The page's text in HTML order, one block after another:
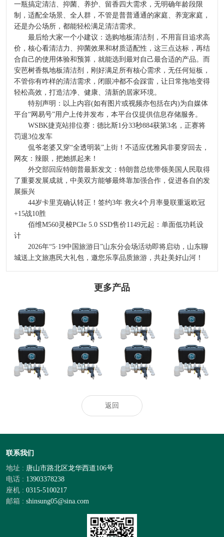
一瓶搞定清洁、抑菌、养护、留香四大需求，无明确年龄段限
制，适配全场景、全人群，不管是普普通通的家庭、养宠家庭，
还是办公场所，都能轻松满足清洁需求。
最后给大家一个小建议：选购地板清洁剂，不用盲目追求高
价，核心看清洁力、抑菌效果和材质适配性，这三点达标，再结
合自己的使用体验和预算，就能选到最对自己最合适的产品。而
安芭树香氛地板清洁剂，刚好满足所有核心需求，无任何短板，
不管你有咋样的清洁需求，闭眼冲都不会踩雷，让日常拖地变得
轻松高效，打造洁净、健康、清新的居家环境。
特别声明：以上内容(如有图片或视频亦包括在内)为自媒体
平台“网易号”用户上传并发布，本平台仅提供信息存储服务。
WSBK捷克站排位赛：德比斯1分33秒884获第3名，正赛将
罚退3位发车
侃爷老婆又穿“全透明装”上街！不适应优雅风非要穿回去，
网友：辣眼，把她抓起来！
外交部回应特朗普最新发文：特朗普总统带领美国人民取得
了重要发展成就，中美双方能够最终靠加强合作，促进各自的发
展振兴
44岁卡里克确认转正！签约3年 救火4个月率曼联重返欧冠
+15战10胜
佰维M560灵梭PCIe 5.0 SSD售价1149元起：单面低功耗设
计
2026年“5·19中国旅游日”山东分会场活动即将启动，山东聊
城送上文旅惠民大礼包，邀您乐享品质旅游，共赴美好山河！
更多产品
河北发布二〇二
四年度企业标
准“领跑者”
2024-2029全球及
中國CMP拋光液
過濾器行業研讨
及十四五規劃剖
析報告
洪水灾后防疫科
普
选哪个洁厕品牌
好？2026洁厕灵
泡沫清洁剂去污
剂：马桶蹲厕去
污效果出众
“无人经济”演绎
异样精彩
热门推荐_空调_
空气净化器_智
慧空净频道_天
极网
奥克股份：与韩
国达善确定联合
开发合作意向
天极网_专业IT
门户
返回
联系我们
地址 : 唐山市路北区龙华西道106号
电话 : 13903378238
座机 : 0315-5100217
邮箱 : shinsung05@sina.com